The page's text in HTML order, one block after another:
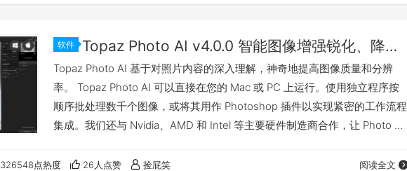
6GB 显存 …
软件 Topaz Photo AI v4.0.0 智能图像增强锐化、降噪、无损放大软件（Win&Mac）
Topaz Photo AI 基于对照片内容的深入理解，神奇地提高图像质量和分辨
率。 Topaz Photo AI 可以直接在您的 Mac 或 PC 上运行。使用独立程序按
顺序批处理数千个图像，或将其用作 Photoshop 插件以实现紧密的工作流程
集成。我们还与 Nvidia、AMD 和 Intel 等主要硬件制造商合作，让 Photo AI
不支持骁龙处理器。仅支持英特尔和 AMD CPU。 我有话要说 下载地址
326548点热度 26人点赞 捡屁笑 阅读全文